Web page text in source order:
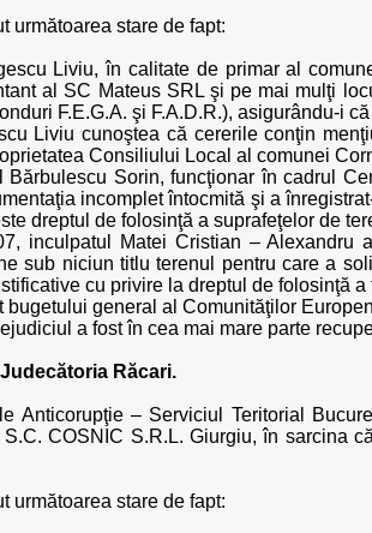
următoarea stare de fapt:
Liviu, în calitate de primar al
al SC Mateus SRL şi pe mai mulţi
F.E.G.A. şi F.A.D.R.), asigurându-i
Liviu cunoştea că cererile conţin
Consiliului Local al comunei
Sorin, funcţionar în cadrul
incomplet întocmită şi a
dreptul de folosinţă a suprafeţelor de
inculpatul Matei Cristian – Alexandru
sub niciun titlu terenul pentru care a
cu privire la dreptul de folosinţă a
bugetului general al Comunităţilor
a fost în cea mai mare parte
Răcari.
Anticorupţie – Serviciul Teritorial
COSNIC S.R.L. Giurgiu, în sarcina
următoarea stare de fapt: